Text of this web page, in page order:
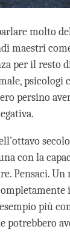
molto
maestri
per il resto
psicologi
persino
con la
Pensaci.
più
potrebbero